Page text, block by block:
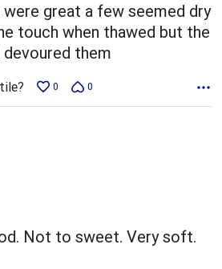
great a few seemed dry
touch when thawed but the
devoured them
0 0
Not to sweet. Very soft.